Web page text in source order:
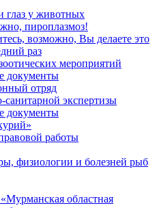
глаз у животных
пироплазмоз!
возможно, Вы делаете это
раз
мероприятий
документы
отряд
санитарной экспертизы
документы
работы
физиологии и болезней рыб
областная